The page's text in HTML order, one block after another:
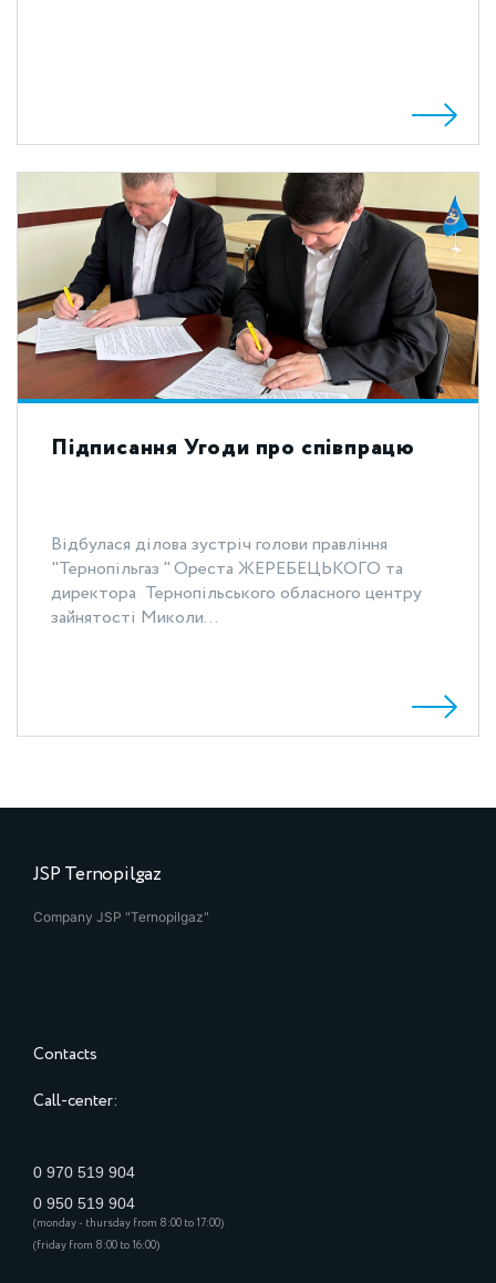
Підписання Угоди про співпрацю
Відбулася ділова зустріч голови правління
"Тернопільгаз " Ореста ЖЕРЕБЕЦЬКОГО та
директора Тернопільського обласного центру
зайнятості Миколи...
JSP Ternopilgaz
Company JSP "Ternopilgaz"
Contacts
Call-center:
0 970 519 904
0 950 519 904
(monday - thursday from 8:00 to 17:00)
(friday from 8:00 to 16:00)